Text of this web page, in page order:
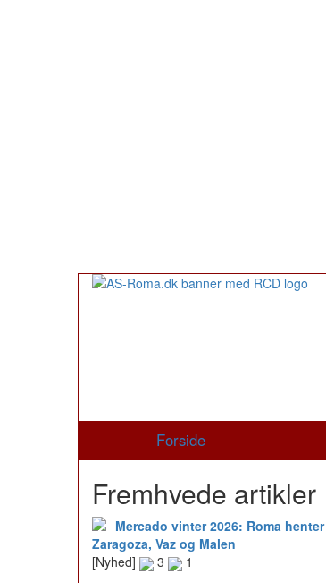
Forside
Fremhvede artikler
Mercado vinter 2026: Roma henter
Zaragoza, Vaz og Malen
[Nyhed]
3 1